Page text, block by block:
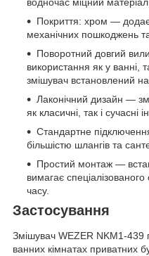
водночас міцний
Покриття: хром —
механічних пошкоджень
Поворотний довгий
використання як у ванні,
змішувач встановлений
Лаконічний дизайн —
як класичні, так і сучасні
Стандартне
більшістю шлангів та
Простий монтаж —
вимагає
часу.
Застосування
Змішувач WEZER NKM1-439
ванних кімнатах приватних